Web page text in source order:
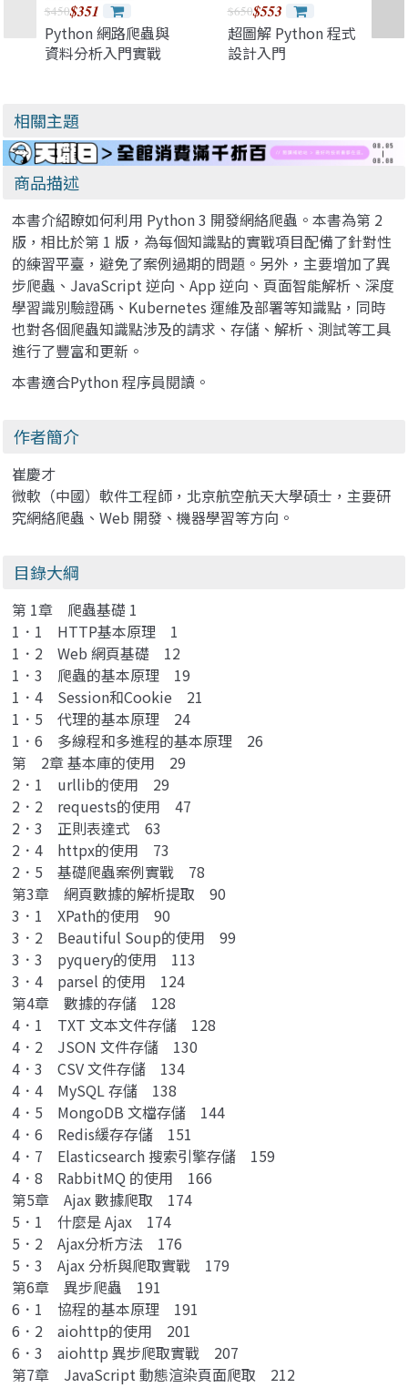
$450$351
Python 網路爬蟲與
資料分析入門實戰
$650$553
超圖解 Python 程式
設計入門
相關主題
商品描述
本書介紹瞭如何利用 Python 3 開發網絡爬蟲。本書為第 2
版，相比於第 1 版，為每個知識點的實戰項目配備了針對性
的練習平臺，避免了案例過期的問題。另外，主要增加了異
步爬蟲、JavaScript 逆向、App 逆向、頁面智能解析、深度
學習識別驗證碼、Kubernetes 運維及部署等知識點，同時
也對各個爬蟲知識點涉及的請求、存儲、解析、測試等工具
進行了豐富和更新。
本書適合Python 程序員閱讀。
作者簡介
崔慶才
微軟（中國）軟件工程師，北京航空航天大學碩士，主要研
究網絡爬蟲、Web 開發、機器學習等方向。
目錄大綱
第 1章 爬蟲基礎 1
1．1 HTTP基本原理 1
1．2 Web 網頁基礎 12
1．3 爬蟲的基本原理 19
1．4 Session和Cookie 21
1．5 代理的基本原理 24
1．6 多線程和多進程的基本原理 26
第 2章 基本庫的使用 29
2．1 urllib的使用 29
2．2 requests的使用 47
2．3 正則表達式 63
2．4 httpx的使用 73
2．5 基礎爬蟲案例實戰 78
第3章 網頁數據的解析提取 90
3．1 XPath的使用 90
3．2 Beautiful Soup的使用 99
3．3 pyquery的使用 113
3．4 parsel 的使用 124
第4章 數據的存儲 128
4．1 TXT 文本文件存儲 128
4．2 JSON 文件存儲 130
4．3 CSV 文件存儲 134
4．4 MySQL 存儲 138
4．5 MongoDB 文檔存儲 144
4．6 Redis緩存存儲 151
4．7 Elasticsearch 搜索引擎存儲 159
4．8 RabbitMQ 的使用 166
第5章 Ajax 數據爬取 174
5．1 什麼是 Ajax 174
5．2 Ajax分析方法 176
5．3 Ajax 分析與爬取實戰 179
第6章 異步爬蟲 191
6．1 協程的基本原理 191
6．2 aiohttp的使用 201
6．3 aiohttp 異步爬取實戰 207
第7章 JavaScript 動態渲染頁面爬取 212